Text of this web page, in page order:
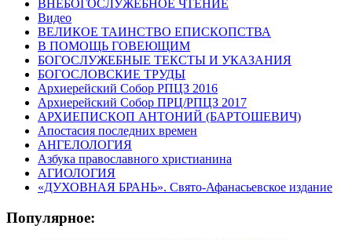
ВНЕБОГОСЛУЖЕБНОЕ ЧТЕНИЕ
Видео
ВЕЛИКОЕ ТАИНСТВО ЕПИСКОПСТВА
В ПОМОЩЬ ГОВЕЮЩИМ
БОГОСЛУЖЕБНЫЕ ТЕКСТЫ И УКАЗАНИЯ
БОГОСЛОВСКИЕ ТРУДЫ
Архиерейский Собор РПЦЗ 2016
Архиерейский Собор ПРЦ/РПЦЗ 2017
АРХИЕПИСКОП АНТОНИЙ (БАРТОШЕВИЧ)
Апостасия последних времен
АНГЕЛОЛОГИЯ
Азбука православного христианина
АГИОЛОГИЯ
«ДУХОВНАЯ БРАНЬ». Свято-Афанасьевское издание
Популярное: